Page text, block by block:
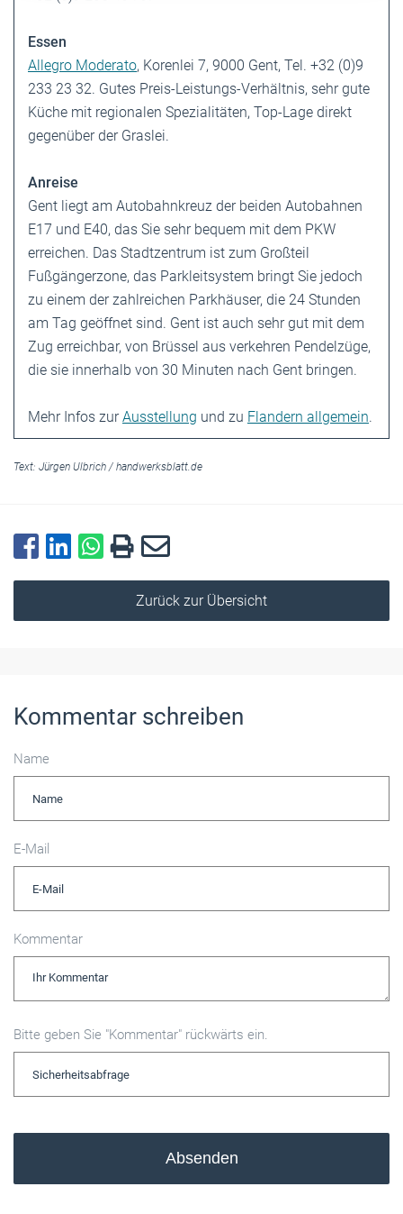
Essen
Allegro Moderato, Korenlei 7, 9000 Gent, Tel. +32 (0)9
233 23 32. Gutes Preis-Leistungs-Verhältnis, sehr gute
Küche mit regionalen Spezialitäten, Top-Lage direkt
gegenüber der Graslei.
Anreise
Gent liegt am Autobahnkreuz der beiden Autobahnen
E17 und E40, das Sie sehr bequem mit dem PKW
erreichen. Das Stadtzentrum ist zum Großteil
Fußgängerzone, das Parkleitsystem bringt Sie jedoch
zu einem der zahlreichen Parkhäuser, die 24 Stunden
am Tag geöffnet sind. Gent ist auch sehr gut mit dem
Zug erreichbar, von Brüssel aus verkehren Pendelzüge,
die sie innerhalb von 30 Minuten nach Gent bringen.
Mehr Infos zurAusstellung und zu Flandern allgemein.
Text: Jürgen Ulbrich / handwerksblatt.de
Zurück zur Übersicht
Kommentar schreiben
Name
E-Mail
Kommentar
Bitte geben Sie "Kommentar" rückwärts ein.
Absenden